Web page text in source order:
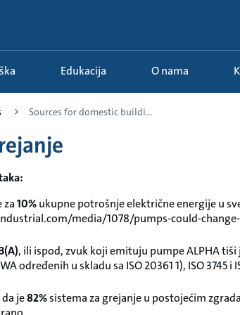
Edukacija O nama
Sources for domestic buildi...
za10%ukupne potrošnje električne energije u
media/1078/pumps-could-
, ili ispod, zvuk koji emituju pumpe ALPHA tiši
određenih u skladu sa ISO 20361 1), ISO 3745 i
je82%sistema za grejanje u postojećim